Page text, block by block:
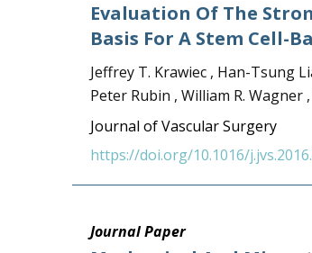
Evaluation Of The
Basis For A Stem Cell-
Jeffrey T. Krawiec , Han-Tsung
Peter Rubin , William R. Wagner
Journal of Vascular Surgery
https://doi.org/10.1016/
Journal Paper